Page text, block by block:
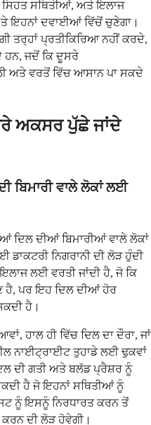
ਸਿਹਤ ਸਥਿਤੀਆਂ, ਅਤੇ ਇਲਾਜ
ਇਹਨਾਂ ਦਵਾਈਆਂ ਵਿੱਚੋਂ ਚੁਣੇਗਾ।
ਤਰ੍ਹਾਂ ਪ੍ਰਤੀਕਿਰਿਆ ਨਹੀਂ ਕਰਦੇ,
ਜਦੋਂ ਕਿ ਦੂਸਰੇ
ਅਤੇ ਵਰਤੋਂ ਵਿੱਚ ਆਸਾਨ ਪਾ ਸਕਦੇ
ਅਕਸਰ ਪੁੱਛੇ ਜਾਂਦੇ
ਬਿਮਾਰੀ ਵਾਲੇ ਲੋਕਾਂ ਲਈ
ਦਿਲ ਦੀਆਂ ਬਿਮਾਰੀਆਂ ਵਾਲੇ ਲੋਕਾਂ
ਨਿਗਰਾਨੀ ਦੀ ਲੋੜ ਹੁੰਦੀ
ਲਈ ਵਰਤੀ ਜਾਂਦੀ ਹੈ, ਜੋ ਕਿ
ਹੈ, ਪਰ ਇਹ ਦਿਲ ਦੀਆਂ ਹੋਰ
ਹੈ।
ਹਾਲ ਹੀ ਵਿੱਚ ਦਿਲ ਦਾ ਦੌਰਾ, ਜਾਂ
ਨਾਈਟ੍ਰਾਈਟ ਤੁਹਾਡੇ ਲਈ ਢੁਕਵਾਂ
ਦੀ ਗਤੀ ਅਤੇ ਬਲੱਡ ਪ੍ਰੈਸ਼ਰ ਨੂੰ
ਹੈ ਜੋ ਇਹਨਾਂ ਸਥਿਤੀਆਂ ਨੂੰ
ਨੂੰ ਇਸਨੂੰ ਨਿਰਧਾਰਤ ਕਰਨ ਤੋਂ
ਕਰਨ ਦੀ ਲੋੜ ਹੋਵੇਗੀ।